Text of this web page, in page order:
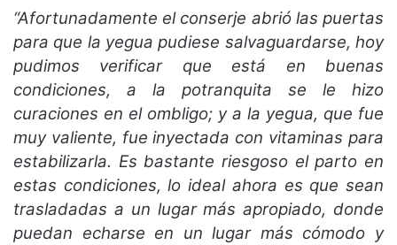
“Afortunadamente el conserje abrió las puertas
para que la yegua pudiese salvaguardarse, hoy
pudimos verificar que está en buenas
condiciones, a la potranquita se le hizo
curaciones en el ombligo; y a la yegua, que fue
muy valiente, fue inyectada con vitaminas para
estabilizarla. Es bastante riesgoso el parto en
estas condiciones, lo ideal ahora es que sean
trasladadas a un lugar más apropiado, donde
puedan echarse en un lugar más cómodo y